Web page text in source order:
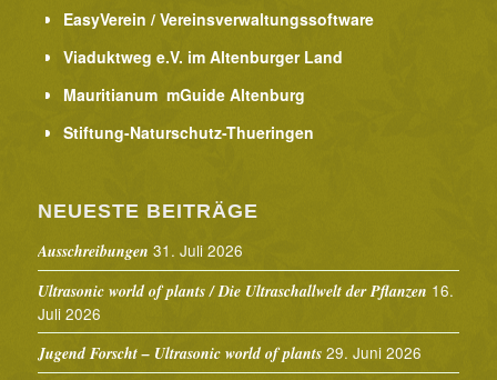
EasyVerein / Vereinsverwaltungssoftware
Viaduktweg e.V. im Altenburger Land
Mauritianum mGuide Altenburg
Stiftung-Naturschutz-Thueringen
NEUESTE BEITRÄGE
Ausschreibungen 31. Juli 2026
Ultrasonic world of plants / Die Ultraschallwelt der Pflanzen 16.
Juli 2026
Jugend Forscht – Ultrasonic world of plants 29. Juni 2026